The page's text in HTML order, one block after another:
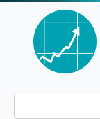
Перейти
контенту
Поиск: